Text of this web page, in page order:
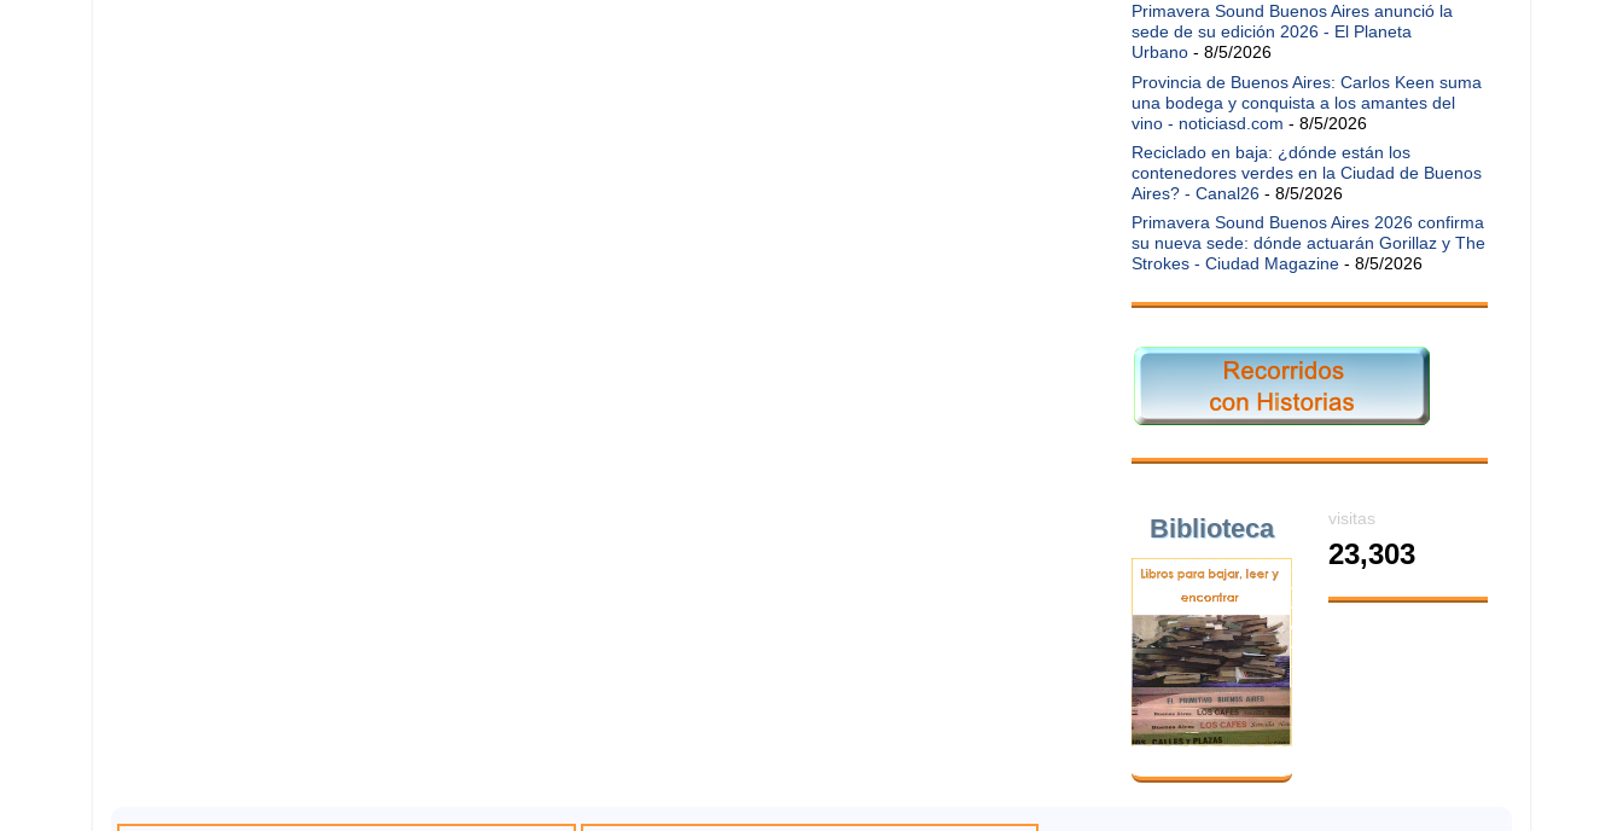
Primavera Sound Buenos Aires anunció la
sede de su edición 2026 - El Planeta
Urbano - 8/5/2026
Provincia de Buenos Aires: Carlos Keen suma
una bodega y conquista a los amantes del
vino - noticiasd.com - 8/5/2026
Reciclado en baja: ¿dónde están los
contenedores verdes en la Ciudad de Buenos
Aires? - Canal26 - 8/5/2026
Primavera Sound Buenos Aires 2026 confirma
su nueva sede: dónde actuarán Gorillaz y The
Strokes - Ciudad Magazine - 8/5/2026
Biblioteca visitas
23,303